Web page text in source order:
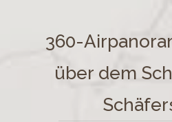
360-
über dem